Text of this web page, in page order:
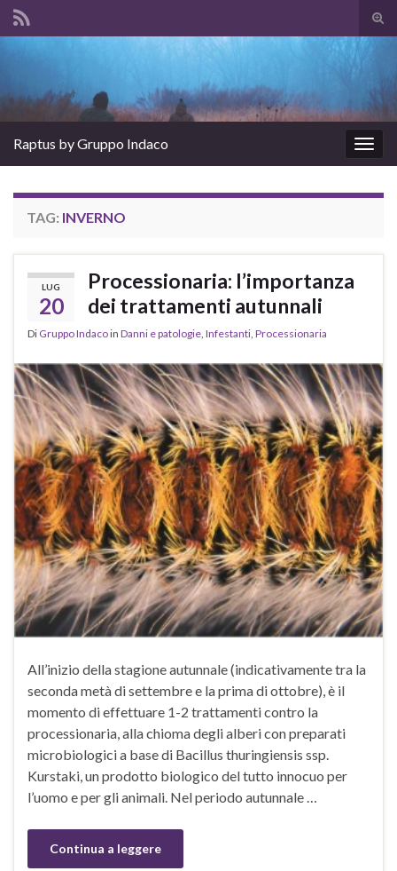
il
la
Raptus by Gruppo Indaco
TAG: INVERNO
LUG
20
Processionaria: l’importanza
dei trattamenti autunnali
Di Gruppo Indacoin Danni e patologie Infestanti Processionaria
All’inizio della stagione autunnale (indicativamente tra la
seconda metà di settembre e la prima di ottobre), è il
momento di effettuare 1-2 trattamenti contro la
processionaria, alla chioma degli alberi con preparati
microbiologici a base di Bacillus thuringiensis ssp.
Kurstaki, un prodotto biologico del tutto innocuo per
l’uomo e per gli animali. Nel periodo autunnale …
Continua a leggere